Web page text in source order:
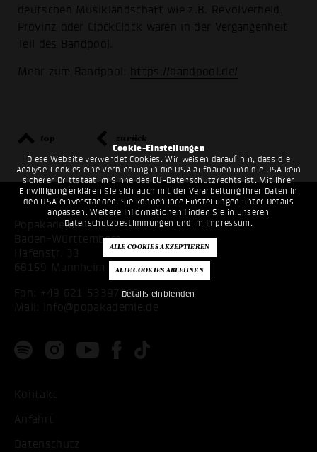
Cookie-Einstellungen
Diese Website verwendet Cookies. Wir weisen darauf hin, dass die
Analyse-Cookies eine Verbindung in die USA aufbauen und die USA kein
sicherer Drittstaat im Sinne des EU-Datenschutzrechts ist. Mit Ihrer
Einwilligung erklären Sie sich auch mit der Verarbeitung Ihrer Daten in
den USA einverstanden. Sie können Ihre Einstellungen unter Details
anpassen. Weitere Informationen finden Sie in unseren
Datenschutzbestimmungen und im Impressum .
Details einblenden
deutschen Musiklandschaft wie z.B. Revolverheld,
Provinz oder ClockClock waren in der Vergangenheit
Teil des Bandpool.
Mehr zum Bandpool: https://bandpool.de/
top zurück
Popakademie
Baden-Württemberg
Hafenstr. 33
68159 Mannheim
Fon:
+49 621 53397200
Mail:
info@popakademie.de
Kontakt
Anfahrt
Datenschutz